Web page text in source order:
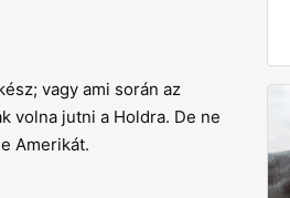
vagy ami során az
volna jutni a Holdra. De ne
Amerikát.